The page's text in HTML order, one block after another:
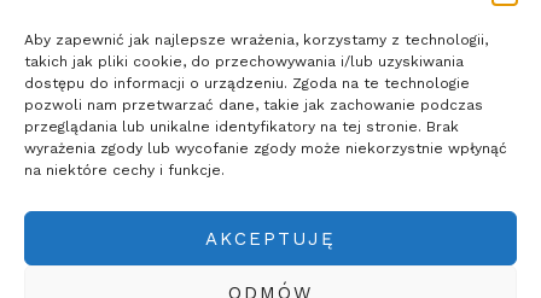
Aby zapewnić jak najlepsze wrażenia, korzystamy z technologii,
takich jak pliki cookie, do przechowywania i/lub uzyskiwania
dostępu do informacji o urządzeniu. Zgoda na te technologie
pozwoli nam przetwarzać dane, takie jak zachowanie podczas
przeglądania lub unikalne identyfikatory na tej stronie. Brak
wyrażenia zgody lub wycofanie zgody może niekorzystnie wpłynąć
na niektóre cechy i funkcje.
AKCEPTUJĘ
ODMÓW
Strona główna
Uslugi i Oprogramowanie
Wiadomości
Polityka prywatności